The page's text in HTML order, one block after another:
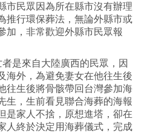
市民眾因為所在縣市沒有辦理
推行環保葬法，無論外縣市或
加，非常歡迎外縣市民眾報
是來自大陸廣西的民眾，因
海外，為避免妻女在他往生後
往生後將骨骸帶回台灣參加海
生，生前看見聯合海葬的海報
是家人不捨，原想進塔，卻在
人終於決定用海葬儀式，完成